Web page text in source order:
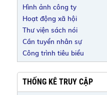
Hình ảnh công ty
Hoạt động xã hội
Thư viện sách nói
Cần tuyển nhân sự
Công trình tiêu biểu
THỐNG KÊ TRUY CẬP